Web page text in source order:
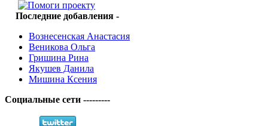
Последние добавления -
Вознесенская Анастасия
Веникова Ольга
Гришина Рина
Якушев Данила
Мишина Ксения
Социальные сети ---------